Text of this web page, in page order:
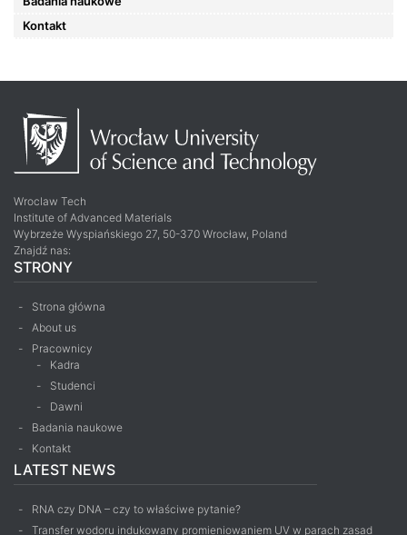
Kontakt
Wroclaw Tech
Institute of Advanced Materials
Wybrzeże Wyspiańskiego 27, 50-370 Wrocław, Poland
Znajdź nas:
STRONY
Strona główna
About us
Pracownicy
Kadra
Studenci
Dawni
Badania naukowe
Kontakt
LATEST NEWS
RNA czy DNA – czy to właściwe pytanie?
Transfer wodoru indukowany promieniowaniem UV w parach zasad